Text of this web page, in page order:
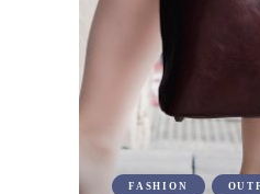
FASHION